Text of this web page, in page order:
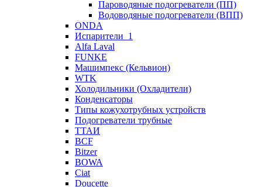
Пароводяные подогреватели (ПП)
Водоводяные подогреватели (ВПП)
ONDA
Испарители_1
Alfa Laval
FUNKE
Машимпекс (Кельвион)
WTK
Холодильники (Охладители)
Конденсаторы
Типы кожухотрубных устройств
Подогреватели трубные
ТТАИ
BCF
Bitzer
BOWA
Ciat
Doucette